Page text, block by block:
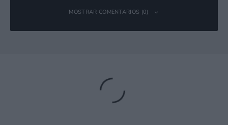
MOSTRAR COMENTARIOS (0)
Tu dirección de correo electrónico no será publicada.